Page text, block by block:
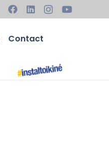
Contact